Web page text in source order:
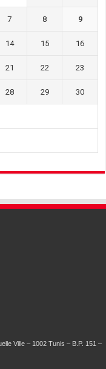
7 8 9
14 15 16
21 22 23
28 29 30
Ville – 1002 Tunis – B.P. 151 –